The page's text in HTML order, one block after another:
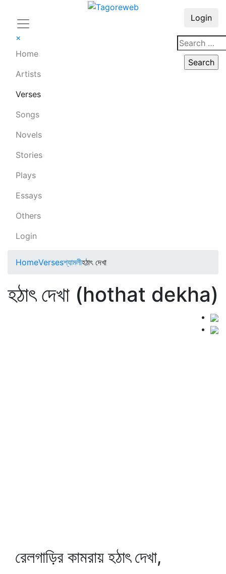
×
Home
Artists
Verses
Songs
Novels
Stories
Plays
Essays
Others
Login
Login
HomeVersesশ্যামলীহঠাৎ দেখা
হঠাৎ দেখা (hothat dekha)
রেলগাড়ির কামরায় হঠাৎ দেখা,